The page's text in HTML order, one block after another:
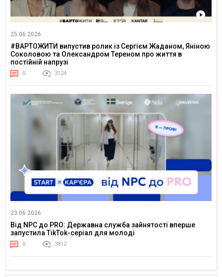
25.06.2026
#ВАРТОЖИТИ випустив ролик із Сергієм Жаданом, Яніною
Соколовою та Олександром Тереном про життя в
постійній напрузі
0 3124
23.06.2026
Від NPC до PRO: Державна служба зайнятості вперше
запустила TikTok-серіал для молоді
0 3812